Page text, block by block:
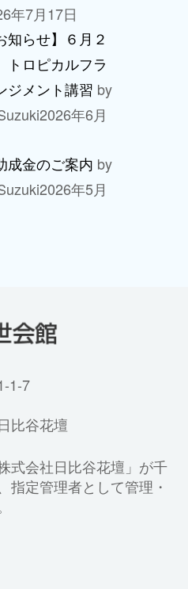
年7月17日
知らせ】６月２
トロピカルフラ
ジメント講習 by
2026年6月
成金のご案内 by
2026年5月
1-7
比谷花壇
式会社日比谷花壇」が千
指定管理者として管理・